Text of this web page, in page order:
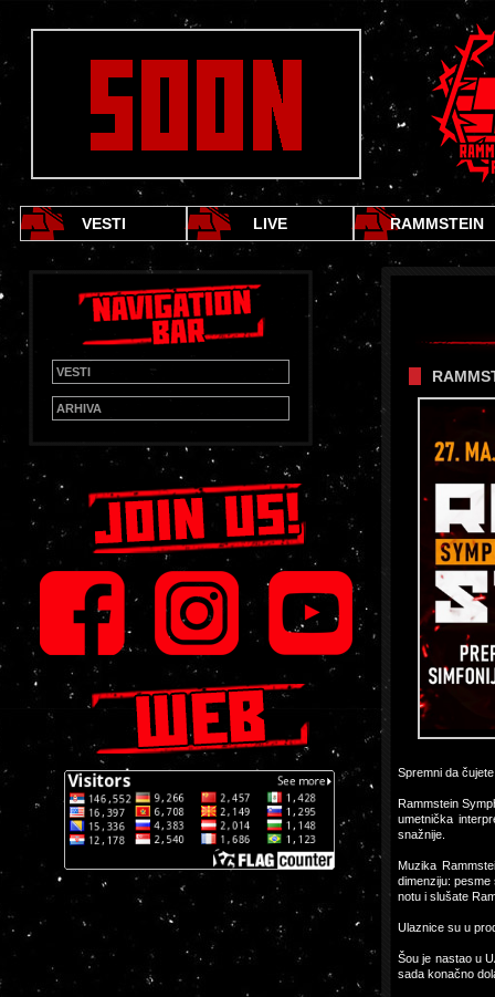
VESTI LIVE RAMMSTEIN
VESTI
ARHIVA
Spremni da
Rammstein
umetnička
snažnije.
Muzika
dimenziju:
notu i slušate
Ulaznice su u
Šou je nastao u
sada konačno